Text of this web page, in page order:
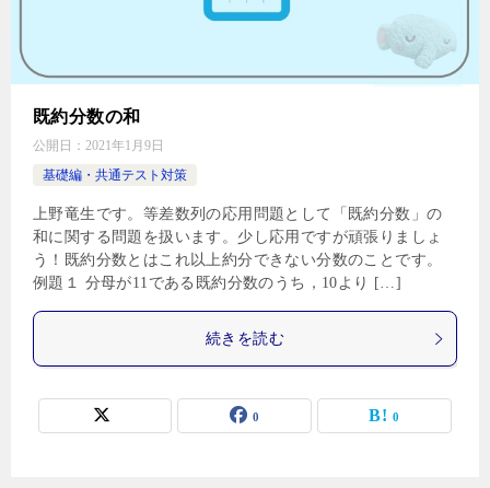
既約分数の和
公開日： 2021年1月9日
基礎編・共通テスト対策
上野竜生です。等差数列の応用問題として「既約分数」の
和に関する問題を扱います。少し応用ですが頑張りましょ
う！既約分数とはこれ以上約分できない分数のことです。
例題１ 分母が11である既約分数のうち，10より […]
続きを読む
0 0